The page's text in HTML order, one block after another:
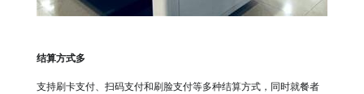
结算方式多
支持刷卡支付、扫码支付和刷脸支付等多种结算方式，同时就餐者